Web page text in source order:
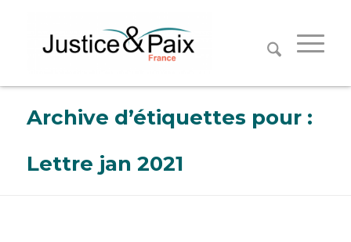
Archive d’étiquettes pour :
Lettre jan 2021